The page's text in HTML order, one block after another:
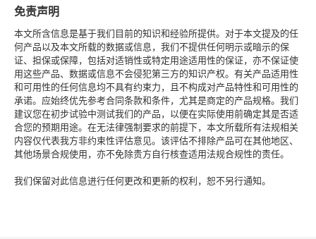
免责声明
本文所含信息是基于我们目前的知识和经验所提供。对于本文提及的任
何产品以及本文所载的数据或信息，我们不提供任何明示或暗示的保
证、担保或保障，包括对适销性或特定用途适用性的保证，亦不保证使
用这些产品、数据或信息不会侵犯第三方的知识产权。有关产品适用性
和可用性的任何信息均不具有约束力，且不构成对产品特性和可用性的
承诺。应始终优先参考合同条款和条件，尤其是商定的产品规格。我们
建议您在初步试验中测试我们的产品，以便在实际使用前确定其是否适
合您的预期用途。在无法律强制要求的前提下，本文所载所有法规相关
内容仅代表我方非约束性评估意见。该评估不排除产品可在其他地区、
其他场景合规使用，亦不免除贵方自行核查适用法规合规性的责任。
我们保留对此信息进行任何更改和更新的权利，恕不另行通知。